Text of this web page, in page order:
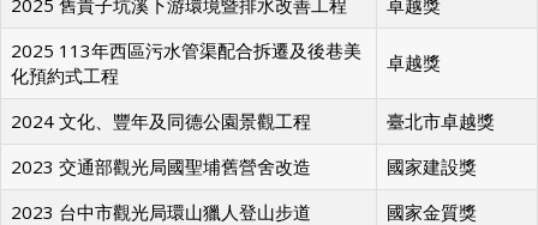
2025 舊貴子坑溪下游環境暨排水改善工程
卓越獎
2025 113年西區污水管渠配合拆遷及後巷美
化預約式工程
卓越獎
2024 文化、豐年及同德公園景觀工程
臺北市卓越獎
2023 交通部觀光局國聖埔舊營舍改造
國家建設獎
2023 台中市觀光局環山獵人登山步道
國家金質獎